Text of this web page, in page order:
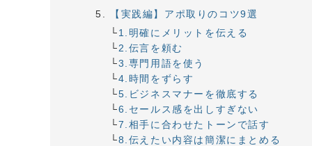
【実践編】アポ取りのコツ9選
1.明確にメリットを伝える
2.伝言を頼む
3.専門用語を使う
4.時間をずらす
5.ビジネスマナーを徹底する
6.セールス感を出しすぎない
7.相手に合わせたトーンで話す
8.伝えたい内容は簡潔にまとめる